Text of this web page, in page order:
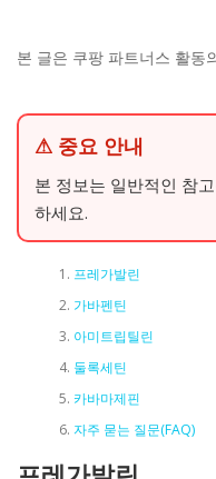
본 글은 쿠팡 파트너스 활동
⚠ 중요 안내
본 정보는 일반적인 참
하세요.
프레가발린
가바펜틴
아미트립틸린
둘록세틴
카바마제핀
자주 묻는 질문(FAQ)